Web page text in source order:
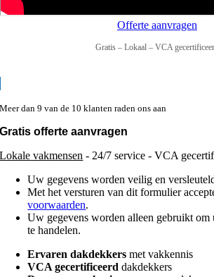
Offerte aanvragen
Gratis – Lokaal – VCA
Meer dan 9 van de 10 klanten raden ons aan
Gratis offerte aanvragen
Lokale vakmensen - 24/7 service - VCA
Uw gegevens worden veilig en
Met het versturen van dit formulier
voorwaarden.
Uw gegevens worden alleen gebruikt om
te handelen.
Ervaren dakdekkers met vakkennis
VCA gecertificeerddakdekkers